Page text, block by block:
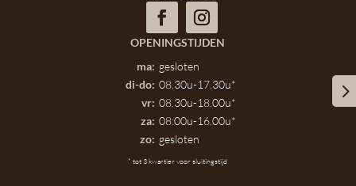
OPENINGSTIJDEN
ma: gesloten
di-do: 08.30u-17.30u*
vr: 08.30u-18.00u*
za: 08:00u-16.00u*
zo: gesloten
* tot 3 kwartier voor sluitingstijd